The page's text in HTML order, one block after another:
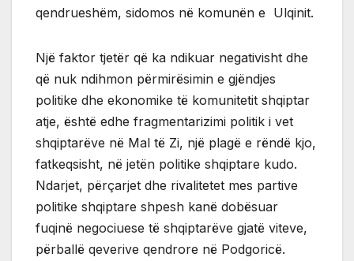
qendrueshëm, sidomos në komunën e Ulqinit.
Një faktor tjetër që ka ndikuar negativisht dhe
që nuk ndihmon përmirësimin e gjëndjes
politike dhe ekonomike të komunitetit shqiptar
atje, është edhe fragmentarizimi politik i vet
shqiptarëve në Mal të Zi, një plagë e rëndë kjo,
fatkeqsisht, në jetën politike shqiptare kudo.
Ndarjet, përçarjet dhe rivalitetet mes partive
politike shqiptare shpesh kanë dobësuar
fuqinë negociuese të shqiptarëve gjatë viteve,
përballë qeverive qendrore në Podgoricë.